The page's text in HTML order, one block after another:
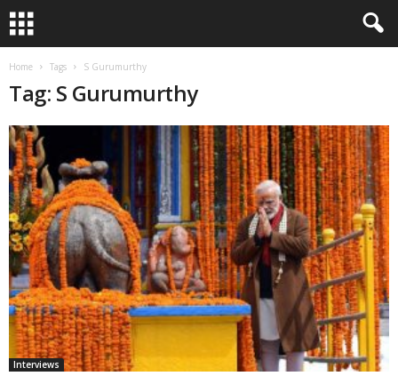
Home Tags S Gurumurthy
Tag: S Gurumurthy
Interviews